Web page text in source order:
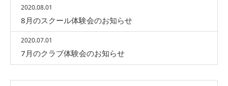
2020.08.01
8月のスクール体験会のお知らせ
2020.07.01
7月のクラブ体験会のお知らせ